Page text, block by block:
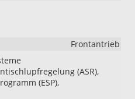
Frontantrieb
(ASR),
(ESP),